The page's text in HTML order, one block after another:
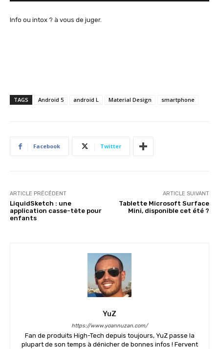
Info ou intox ? à vous de juger.
TAGS Android 5 android L Material Design smartphone
Facebook Twitter
ARTICLE PRÉCÉDENT
LiquidSketch : une
application casse-tête pour
enfants
ARTICLE SUIVANT
Tablette Microsoft Surface
Mini, disponible cet été ?
YuZ
https://www.yoannuzan.com/
Fan de produits High-Tech depuis toujours, YuZ passe la
plupart de son temps à dénicher de bonnes infos ! Fervent